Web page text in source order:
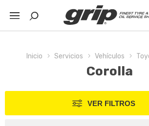
Inicio Servicios Vehículos
Corolla
VER FILTROS